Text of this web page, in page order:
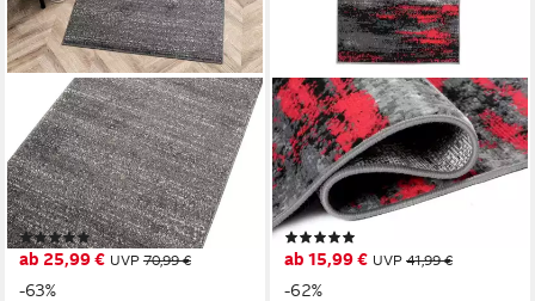
MAZOVIA
Läufer Läufer Flurläufer
Einfarbig für Vorzimmer,
Küche - Anthrazit, 100 x 100
cm, Kurzflor, Meterware,
Höhe 10 mm
(2)
ab 25,99 € UVP 70,99 €
-63%
MAZOVIA
Läufer Läufer Flurläufer
Modern für Vorzimmer 80 cm
Breit Grau Rot, 80 x 100 cm,
Kurzflor, Meterware, Höhe 8
mm
ab 15,99 € UVP 41,99 €
-62%